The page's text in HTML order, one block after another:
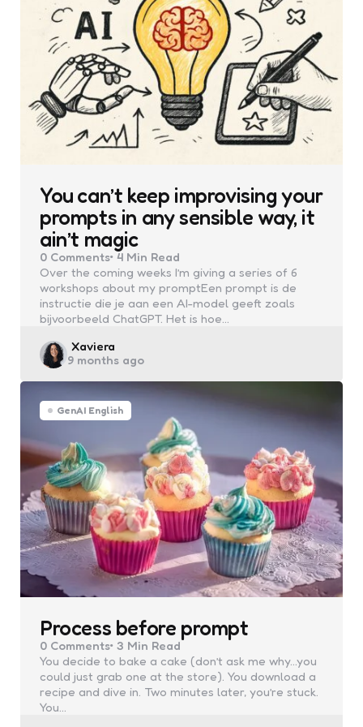
You can’t keep improvising your
prompts in any sensible way, it
ain’t magic
0 Comments 4 Min Read
Over the coming weeks I’m giving a series of 6
workshops about my promptEen prompt is de
instructie die je aan een AI-model geeft zoals
bijvoorbeeld ChatGPT. Het is hoe…
Posted
by
Xaviera
9 months ago
GenAI English
Process before prompt
0 Comments 3 Min Read
You decide to bake a cake (don’t ask me why…you
could just grab one at the store). You download a
recipe and dive in. Two minutes later, you’re stuck.
You…